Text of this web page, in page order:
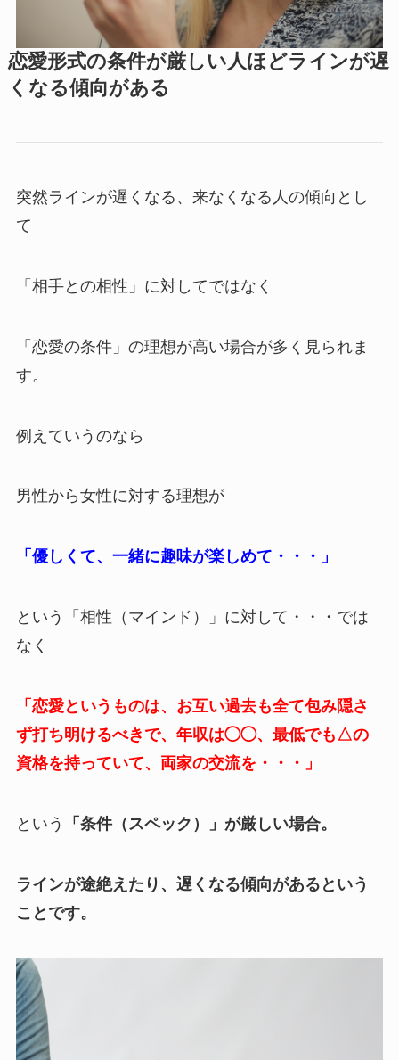
恋愛形式の条件が厳しい人ほどラインが遅
くなる傾向がある
突然ラインが遅くなる、来なくなる人の傾向とし
て
「相手との相性」に対してではなく
「恋愛の条件」の理想が高い場合が多く見られま
す。
例えていうのなら
男性から女性に対する理想が
「優しくて、一緒に趣味が楽しめて・・・」
という「相性（マインド）」に対して・・・では
なく
「恋愛というものは、お互い過去も全て包み隠さ
ず打ち明けるべきで、年収は◯◯、最低でも△の
資格を持っていて、両家の交流を・・・」
という 「条件（スペック）」が厳しい場合。
ラインが途絶えたり、遅くなる傾向があるという
ことです。